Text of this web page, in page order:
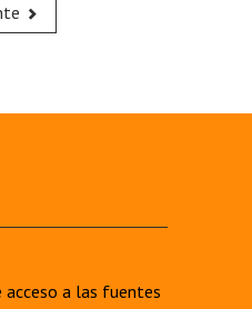
acceso a las fuentes